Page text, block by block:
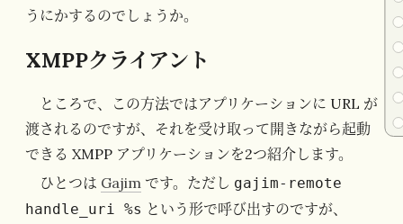
うにかするのでしょうか。
XMPPクライアント
ところで、この方法ではアプリケーションに URL が
渡されるのですが、それを受け取って開きながら起動
できる XMPP アプリケーションを2つ紹介します。
ひとつは Gajim です。ただし gajim-remote
handle_uri %s という形で呼び出すのですが、